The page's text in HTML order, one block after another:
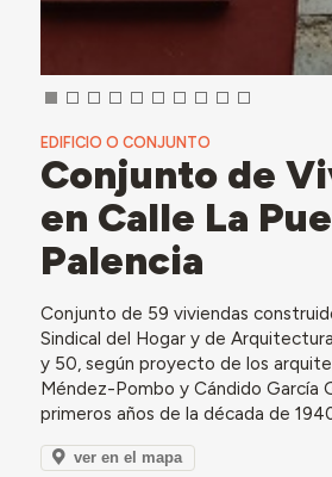
EDIFICIO O CONJUNTO
Conjunto de
en Calle La
Palencia
Conjunto de 59 viviendas
Sindical del Hogar y de
y 50, según proyecto de los
Méndez-Pombo y Cándido García
primeros años de la década de
ver en el mapa